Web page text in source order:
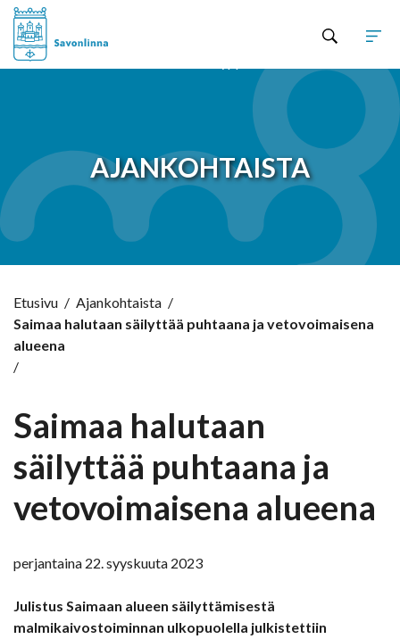
AJANKOHTAISTA
Etusivu / Ajankohtaista /
Saimaa halutaan säilyttää puhtaana ja vetovoimaisena
alueena
/
Saimaa halutaan
säilyttää puhtaana ja
vetovoimaisena alueena
perjantaina 22. syyskuuta 2023
Julistus Saimaan alueen säilyttämisestä
malmikaivostoiminnan ulkopuolella julkistettiin